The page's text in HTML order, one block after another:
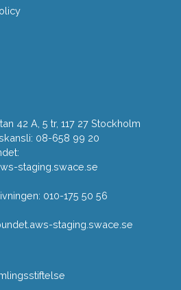
42 A, 5 tr, 117 27 Stockholm
08-658 99 20
staging.swace.se
010-175 50 56
staging.swace.se